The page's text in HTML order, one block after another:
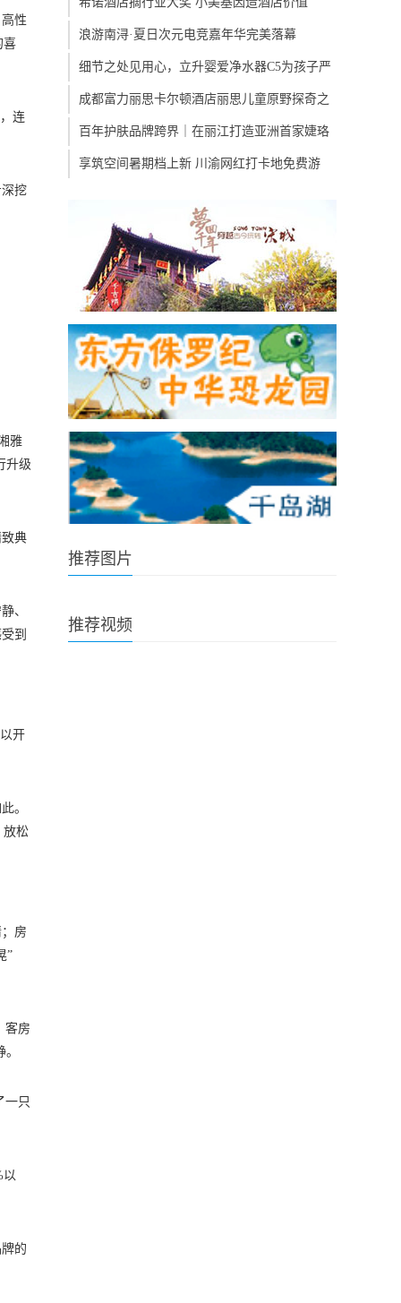
性
喜
连
挖
雅
升级
典
、
到
开
。
放松
房
”
客房
一只
以
的
浪游南浔·夏日次元电竞嘉年华完美落幕
细节之处见用心，立升婴爱净水器C5为孩子严
成都富力丽思卡尔顿酒店丽思儿童原野探奇之
百年护肤品牌跨界｜在丽江打造亚洲首家婕珞
享筑空间暑期档上新 川渝网红打卡地免费游
推荐图片
推荐视频